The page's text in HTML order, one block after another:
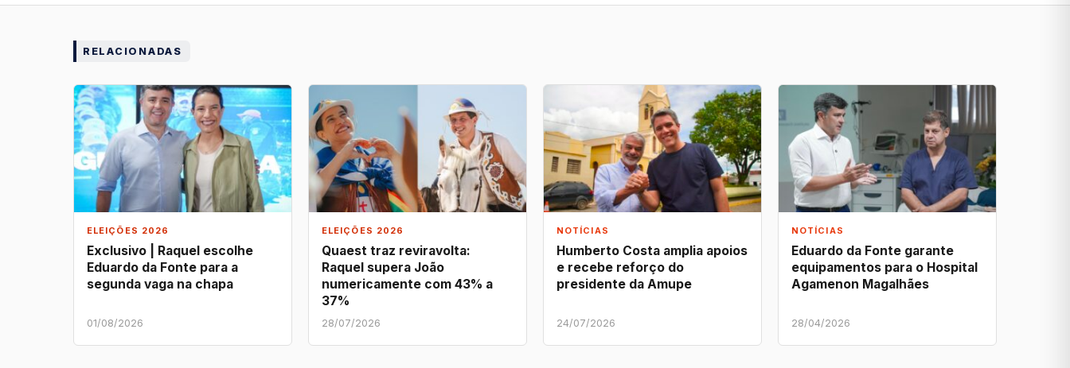
RELACIONADAS
ELEIÇÕES 2026
Exclusivo | Raquel escolhe
Eduardo da Fonte para a
segunda vaga na chapa
01/08/2026
ELEIÇÕES 2026
Quaest traz reviravolta:
Raquel supera João
numericamente com 43% a
37%
28/07/2026
NOTÍCIAS
Humberto Costa amplia apoios
e recebe reforço do
presidente da Amupe
24/07/2026
NOTÍCIAS
Eduardo da Fonte garante
equipamentos para o Hospital
Agamenon Magalhães
28/04/2026